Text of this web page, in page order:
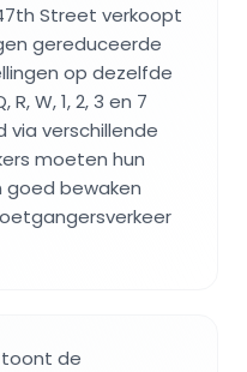
Street verkoopt
gereduceerde
op dezelfde
W, 1, 2, 3 en 7
via verschillende
moeten hun
goed bewaken
toont de